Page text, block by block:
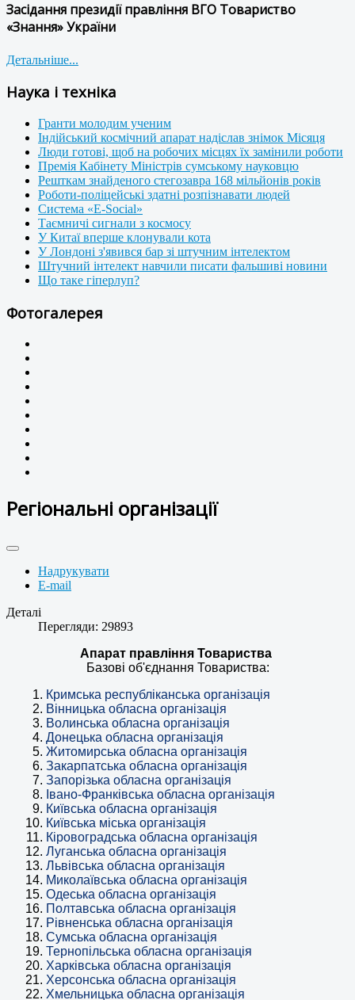
Засідання президії правління ВГО Товариство
«Знання» України
Детальніше...
Наука і техніка
Гранти молодим ученим
Індійський космічний апарат надіслав знімок Місяця
Люди готові, щоб на робочих місцях їх замінили роботи
Премія Кабінету Міністрів сумському науковцю
Решткам знайденого стегозавра 168 мільйонів років
Роботи-поліцейські здатні розпізнавати людей
Система «E-Social»
Таємничі сигнали з космосу
У Китаї вперше клонували кота
У Лондоні з'явився бар зі штучним інтелектом
Штучний інтелект навчили писати фальшиві новини
Що таке гіперлуп?
Фотогалерея
Регіональні організації
Надрукувати
E-mail
Деталі
Перегляди: 29893
Апарат правління Товариства
Базові об'єднання Товариства:
Кримська республіканська організація
Вінницька обласна організація
Волинська обласна організація
Донецька обласна організація
Житомирська обласна організація
Закарпатська обласна організація
Запорізька обласна організація
Івано-Франківська обласна організація
Київська обласна організація
Київська міська організація
Кіровоградська обласна організація
Луганська обласна організація
Львівська обласна організація
Миколаївська обласна організація
Одеська обласна організація
Полтавська обласна організація
Рівненська обласна організація
Сумська обласна організація
Тернопільська обласна організація
Харківська обласна організація
Херсонська обласна організація
Хмельницька обласна організація